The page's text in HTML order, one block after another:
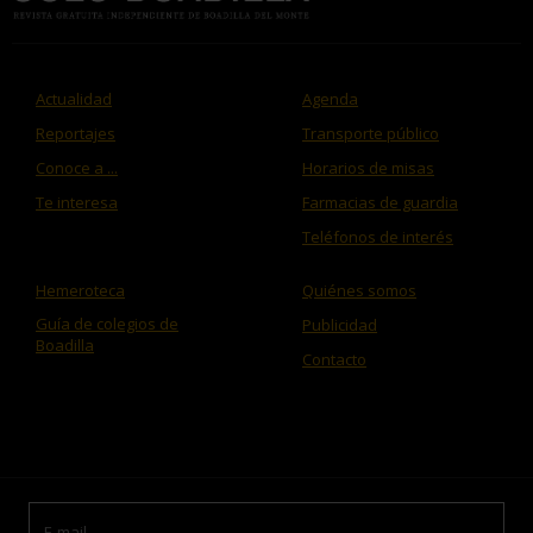
Actualidad
Reportajes
Conoce a ...
Te interesa
Agenda
Transporte público
Horarios de misas
Farmacias de guardia
Teléfonos de interés
Hemeroteca
Guía de colegios de
Boadilla
Quiénes somos
Publicidad
Contacto